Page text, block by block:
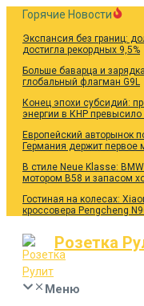
Перейти
содержанию
Горячие Новости
Экспансия без границ:
достигла рекордных 9,5%
Больше баварца и
глобальный флагман G9L
Конец эпохи субсидий:
энергии в КНР превысило
Европейский авторынок
Германия держит первое
В стиле Neue Klasse:
мотором B58 и запасом
Гостиная на колесах:
кроссовера Pengcheng
Розетка
Меню